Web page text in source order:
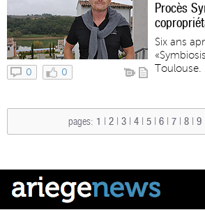
0 0
Procès
Six ans
Toulouse.
pages: 1 2 3 4 5 6 7 8 9